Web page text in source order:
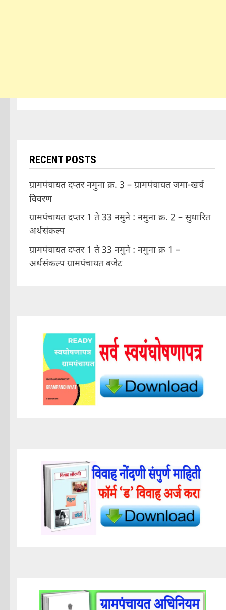
RECENT POSTS
ग्रामपंचायत दप्तर नमुना क्र. 3 – ग्रामपंचायत जमा-खर्च
विवरण
ग्रामपंचायत दप्तर 1 ते 33 नमुने : नमुना क्र. 2 – सुधारित
अर्थसंकल्प
ग्रामपंचायत दप्तर 1 ते 33 नमुने : नमुना क्र 1 –
अर्थसंकल्प ग्रामपंचायत बजेट